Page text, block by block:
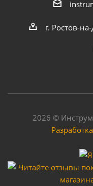
г. Ростов-
2026 ©